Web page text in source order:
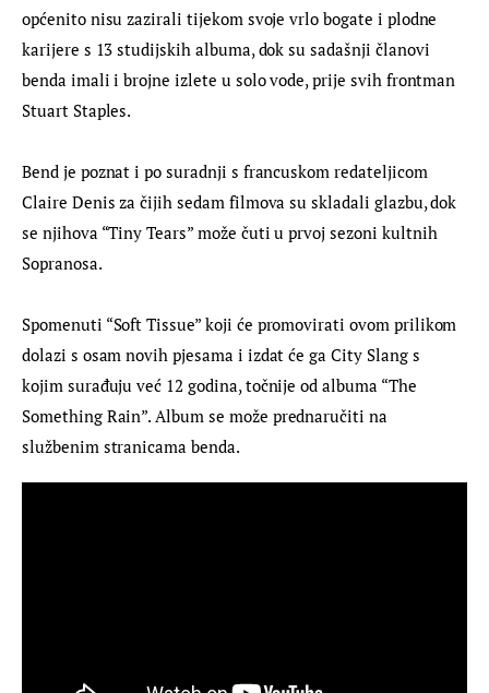
općenito nisu zazirali tijekom svoje vrlo bogate i plodne
karijere s 13 studijskih albuma, dok su sadašnji članovi
benda imali i brojne izlete u solo vode, prije svih frontman
Stuart Staples.
Bend je poznat i po suradnji s francuskom redateljicom
Claire Denis za čijih sedam filmova su skladali glazbu, dok
se njihova “Tiny Tears” može čuti u prvoj sezoni kultnih
Sopranosa.
Spomenuti “Soft Tissue” koji će promovirati ovom prilikom
dolazi s osam novih pjesama i izdat će ga City Slang s
kojim surađuju već 12 godina, točnije od albuma “The
Something Rain”. Album se može prednaručiti na
službenim stranicama benda.